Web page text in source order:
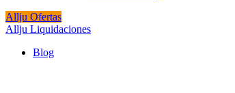
Allju Ofertas
Allju Liquidaciones
Blog